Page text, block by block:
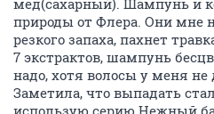
мед(сахарный). Шампунь и
природы от Флера. Они мне
резкого запаха, пахнет
7 экстрактов, шампунь
надо, хотя волосы у меня
Заметила, что выпадать
использую серию Нежный